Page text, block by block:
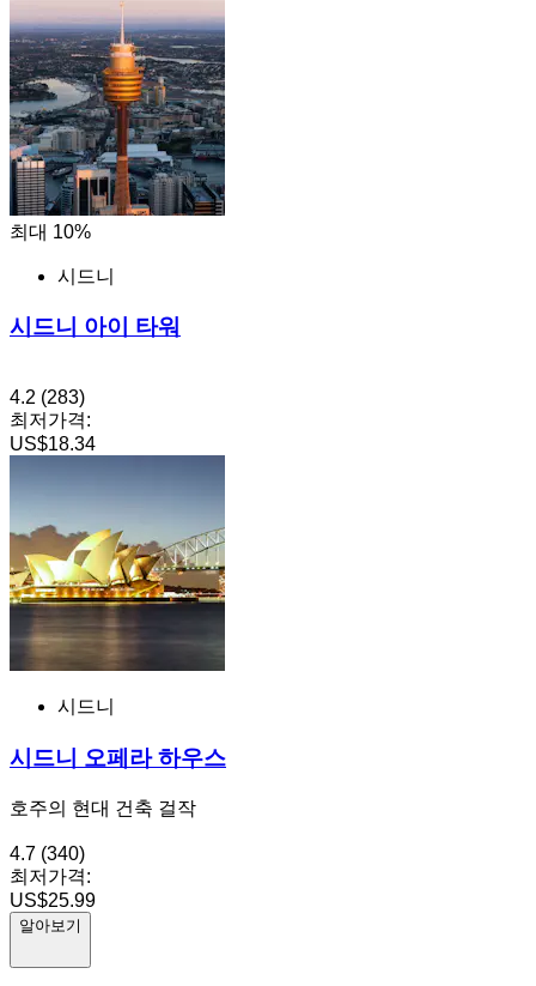
최대 10%
시드니
시드니 아이 타워
4.2 (283)
최저가격:
US$18.34
시드니
시드니 오페라 하우스
호주의 현대 건축 걸작
4.7 (340)
최저가격:
US$25.99
알아보기